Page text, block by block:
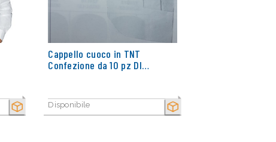
SECCO SECCO
Cappello cuoco in TNT
Confezione da 10 pz DI…
Disponibile